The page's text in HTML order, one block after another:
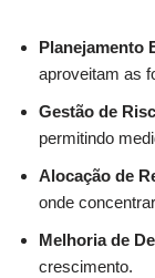
Planejamento
aproveitam as
Gestão de
permitindo
Alocação de
onde
Melhoria de
crescimento.